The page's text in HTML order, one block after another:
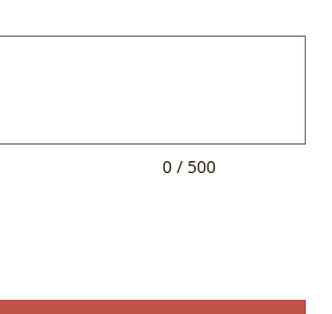
0 / 500